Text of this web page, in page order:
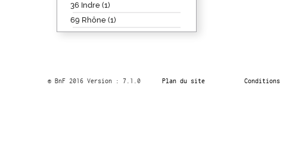
36 Indre (1)
69 Rhône (1)
© BnF 2016 Version : 7.1.0 Plan du site